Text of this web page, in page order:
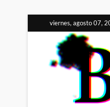
al
contenido
viernes, agosto 07,